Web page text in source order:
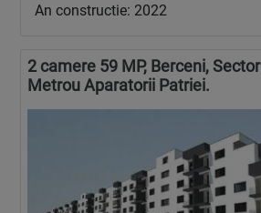
An constructie: 2022
2 camere 59 MP, Berceni,
Metrou Aparatorii Patriei.